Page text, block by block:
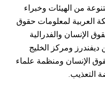
من الهيئات وخبراء
العربية لمعلومات حقوق
الإنسان والفدرالية
ديفندرز ومركز الخليج
الإنسان ومنظمة علماء
التعذيب.